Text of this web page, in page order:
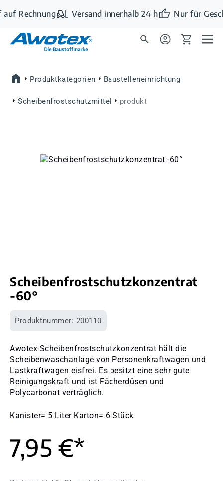
Zum Hauptinhalt springen
auf Rechnung Versand innerhalb 24 h Nur für
Produktkategorien Baustelleneinrichtung
Scheibenfrostschutzmittel produkt
Bildergalerie überspringen
Scheibenfrostschutzkonzentrat
-60°
Produktnummer: 200110
Awotex-Scheibenfrostschutzkonzentrat hält die
Scheibenwaschanlage von Personenkraftwagen und
Lastkraftwagen eisfrei. Es besitzt eine sehr gute
Reinigungskraft und ist Fächerdüsen und
Polycarbonat verträglich.
Kanister= 5 Liter Karton= 6 Stück
7,95 €*